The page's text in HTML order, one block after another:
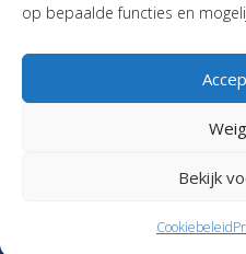
op bepaalde functies en
Bekijk
Cookiebeleid
06-40405244|Stuur